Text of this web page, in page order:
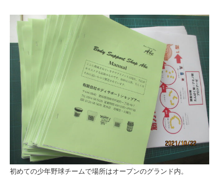
初めての少年野球チームで場所はオープンのグランド内。